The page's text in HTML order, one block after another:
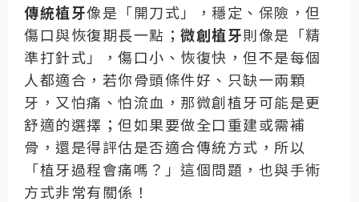
傳統植牙像是「開刀式」，穩定、保險，但
傷口與恢復期長一點； 微創植牙則像是「精
準打針式」，傷口小、恢復快，但不是每個
人都適合，若你骨頭條件好、只缺一兩顆
牙，又怕痛、怕流血，那微創植牙可能是更
舒適的選擇；但如果要做全口重建或需補
骨，還是得評估是否適合傳統方式，所以
「植牙過程會痛嗎？」這個問題，也與手術
方式非常有關係！